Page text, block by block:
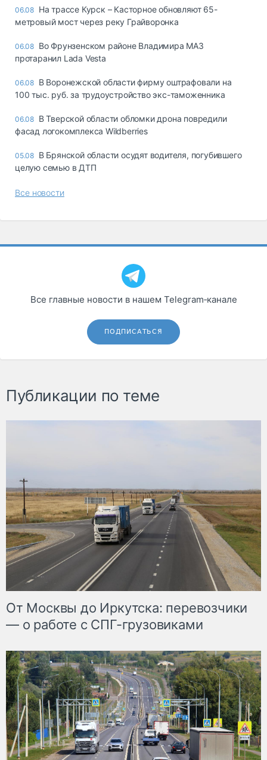
06.08 На трассе Курск – Касторное обновляют 65-
метровый мост через реку Грайворонка
06.08 Во Фрунзенском районе Владимира МАЗ
протаранил Lada Vesta
06.08 В Воронежской области фирму оштрафовали на
100 тыс. руб. за трудоустройство экс-таможенника
06.08 В Тверской области обломки дрона повредили
фасад логокомплекса Wildberries
05.08 В Брянской области осудят водителя, погубившего
целую семью в ДТП
Все новости
Все главные новости в нашем Telegram‑канале
ПОДПИСАТЬСЯ
Публикации по теме
От Москвы до Иркутска: перевозчики
— о работе с СПГ-грузовиками